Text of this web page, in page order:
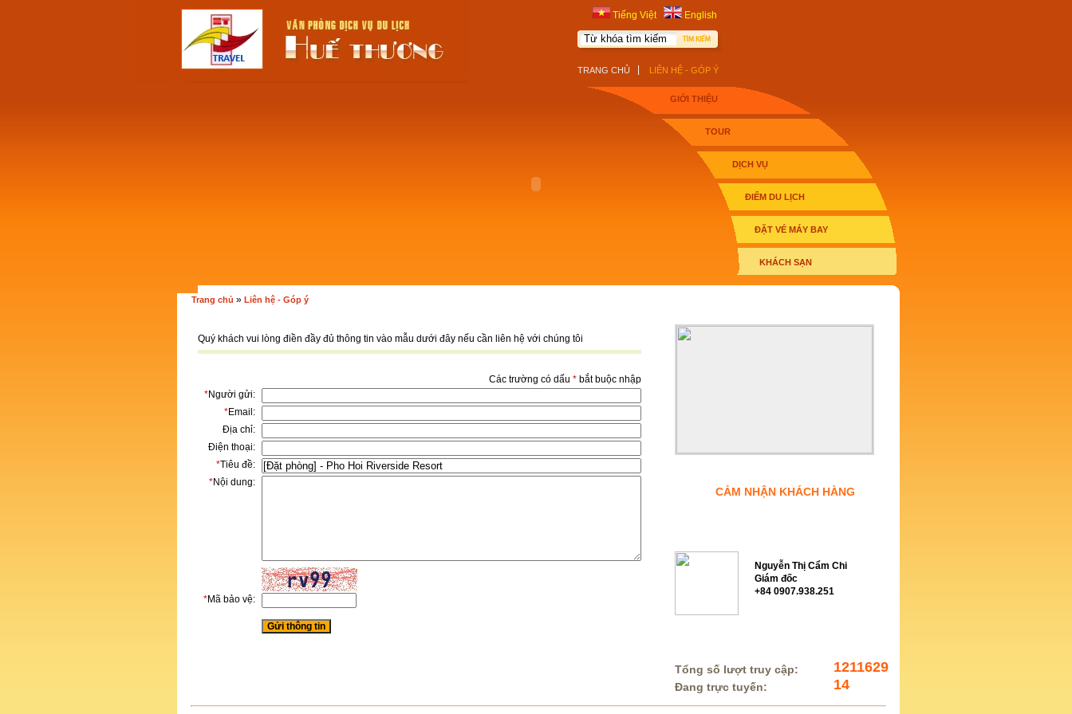
Tiếng Việt English
TRANG CHỦ LIÊN HỆ - GÓP Ý
GIỚI THIỆU
TOUR
DỊCH VỤ
ĐIỂM DU LỊCH
ĐẶT VÉ MÁY BAY
KHÁCH SẠN
Trang chủ » Liên hệ - Góp ý
Quý khách vui lòng điền đầy đủ thông tin vào mẫu dưới đây nếu cần liên hệ với chúng tôi
Các trường có dấu *bắt buộc nhập
*Người gửi:
*Email:
Địa chỉ:
Điện thoại:
*Tiêu đề:
*Nội dung:
*Mã bảo vệ:
CẢM NHẬN KHÁCH HÀNG
Nguyễn Thị Cẩm Chi
Giám đốc
+84 0907.938.251
Tổng số lượt truy cập: 1211629
Đang trực tuyến: 14